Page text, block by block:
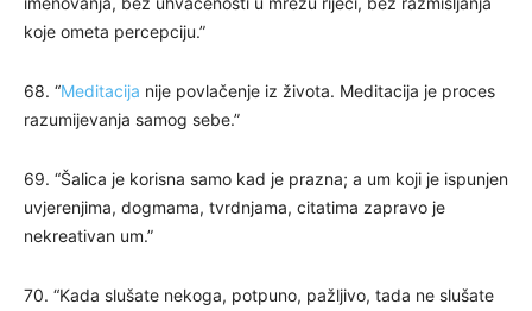
koje ometa percepciju.”
68. “Meditacija nije povlačenje iz života. Meditacija je proces
razumijevanja samog sebe.”
69. “Šalica je korisna samo kad je prazna; a um koji je ispunjen
uvjerenjima, dogmama, tvrdnjama, citatima zapravo je
nekreativan um.”
70. “Kada slušate nekoga, potpuno, pažljivo, tada ne slušate